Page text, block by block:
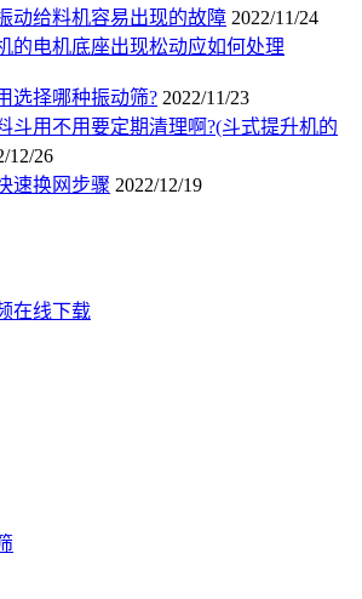
动给料机容易出现的故障 2022/11/24
的电机底座出现松动应如何处理
选择哪种振动筛? 2022/11/23
斗用不用要定期清理啊?(斗式提升机的
12/26
速换网步骤 2022/12/19
在线下载